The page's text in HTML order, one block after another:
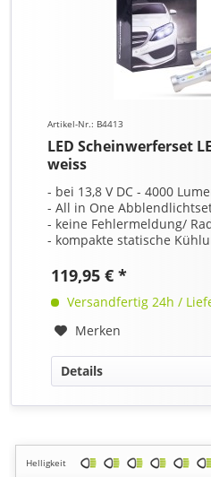
Artikel-Nr.: B4413
LED Scheinwerferset
weiss
- bei 13,8 V DC - 4000
- All in One
- keine Fehlermeldung/
- kompakte statische
119,95 € *
Versandfertig 24h /
Merken
Details
Helligkeit